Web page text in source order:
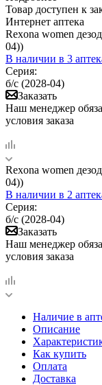
Товар доступен к
Интернет аптека
Rexona women
04))
В наличии в 3
Серия:
б/с (2028-04)
Заказать
Наш менеджер
условия заказа
Rexona women
04))
В наличии в 2
Серия:
б/с (2028-04)
Заказать
Наш менеджер
условия заказа
Наличие в
Описание
Как купить
Оплата
Доставка